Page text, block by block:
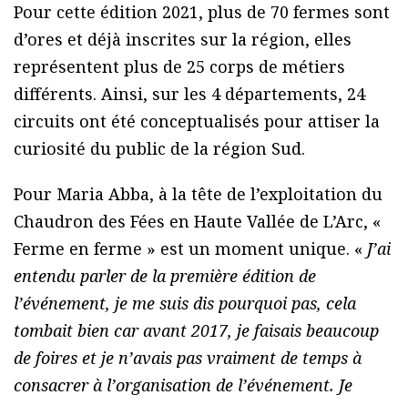
Pour cette édition 2021, plus de 70 fermes sont
d’ores et déjà inscrites sur la région, elles
représentent plus de 25 corps de métiers
différents. Ainsi, sur les 4 départements, 24
circuits ont été conceptualisés pour attiser la
curiosité du public de la région Sud.
Pour Maria Abba, à la tête de l’exploitation du
Chaudron des Fées en Haute Vallée de L’Arc, «
Ferme en ferme » est un moment unique. « J’ai
entendu parler de la première édition de
l’événement, je me suis dis pourquoi pas, cela
tombait bien car avant 2017, je faisais beaucoup
de foires et je n’avais pas vraiment de temps à
consacrer à l’organisation de l’événement. Je